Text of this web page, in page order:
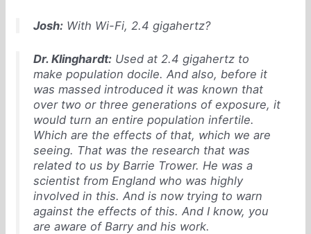
Josh: With Wi-Fi, 2.4 gigahertz?
Dr. Klinghardt: Used at 2.4 gigahertz to
make population docile. And also, before it
was massed introduced it was known that
over two or three generations of exposure, it
would turn an entire population infertile.
Which are the effects of that, which we are
seeing. That was the research that was
related to us by Barrie Trower. He was a
scientist from England who was highly
involved in this. And is now trying to warn
against the effects of this. And I know, you
are aware of Barry and his work.